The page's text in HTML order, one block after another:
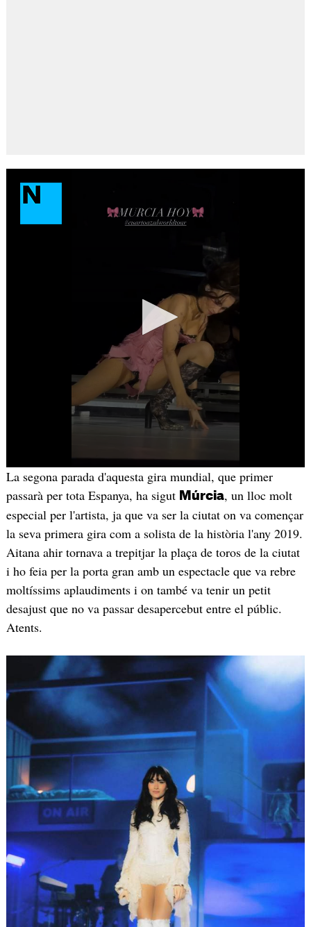
La segona parada d'aquesta gira mundial, que primer
passarà per tota Espanya, ha sigut Múrcia, un lloc molt
especial per l'artista, ja que va ser la ciutat on va començar
la seva primera gira com a solista de la història l'any 2019.
Aitana ahir tornava a trepitjar la plaça de toros de la ciutat
i ho feia per la porta gran amb un espectacle que va rebre
moltíssims aplaudiments i on també va tenir un petit
desajust que no va passar desapercebut entre el públic.
Atents.